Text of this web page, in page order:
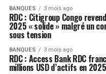
BANQUES 3 mois ago
RDC : Citigroup Congo
2025 « solide » malgré un
sous tension
BANQUES 3 mois ago
RDC : Access Bank RDC
millions USD d’actifs en 2025